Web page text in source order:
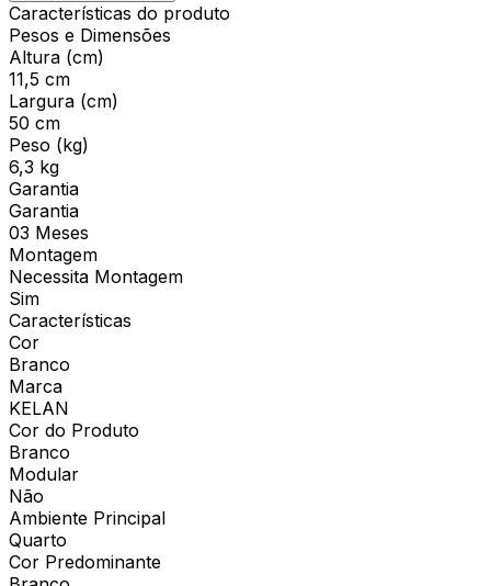
Características do produto
Pesos e Dimensões
Altura (cm)
11,5 cm
Largura (cm)
50 cm
Peso (kg)
6,3 kg
Garantia
Garantia
03 Meses
Montagem
Necessita Montagem
Sim
Características
Cor
Branco
Marca
KELAN
Cor do Produto
Branco
Modular
Não
Ambiente Principal
Quarto
Cor Predominante